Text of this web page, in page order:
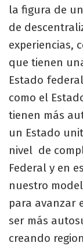
la figura de
de
experiencias,
que tienen
Estado
como el
tienen más
un Estado
nivel de
Federal y en
nuestro
para avanzar
ser más
creando